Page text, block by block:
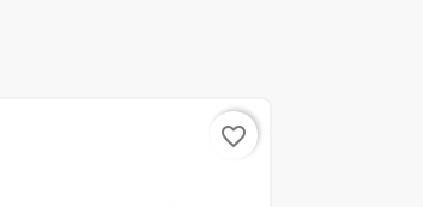
favorite_border